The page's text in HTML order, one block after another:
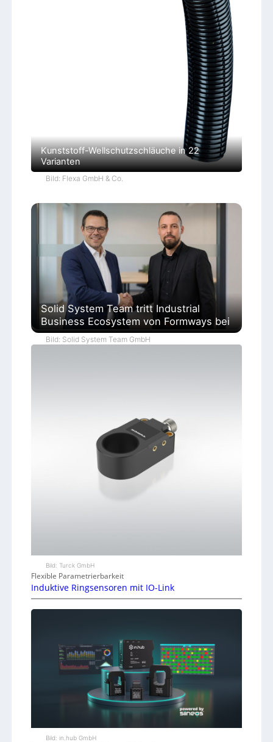
Kunststoff-Wellschutzschläuche in 22
Varianten
Bild: Flexa GmbH & Co.
Solid System Team tritt Industrial
Business Ecosystem von Formways bei
Bild: Solid System Team GmbH
Bild: Turck GmbH
Flexible Parametrierbarkeit
Induktive Ringsensoren mit IO-Link
Bild: in.hub GmbH